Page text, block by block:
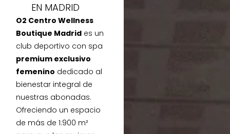
EN MADRID
O2 Centro Wellness
Boutique Madrid es un
club deportivo con spa
premium exclusivo
femenino dedicado al
bienestar integral de
nuestras abonadas.
Ofreciendo un espacio
de más de 1.900 m²